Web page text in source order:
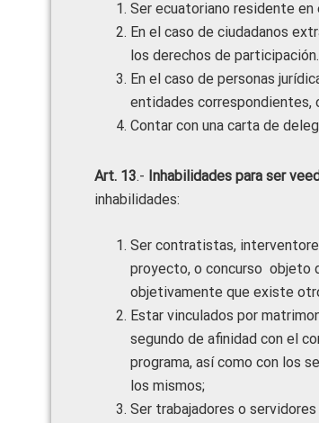
Ser ecuatoriano residente en
En el caso de ciudadanos
los derechos de participación.
En el caso de personas
entidades correspondientes,
Contar con una carta de
Art. 13.- Inhabilidades para ser
inhabilidades:
Ser contratistas,
proyecto, o concurso objeto
objetivamente que existe
Estar vinculados por
segundo de afinidad con el
programa, así como con los
los mismos;
Ser trabajadores o